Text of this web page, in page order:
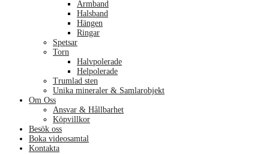
Armband
Halsband
Hängen
Ringar
Spetsar
Torn
Halvpolerade
Helpolerade
Trumlad sten
Unika mineraler & Samlarobjekt
Om Oss
Ansvar & Hållbarhet
Köpvillkor
Besök oss
Boka videosamtal
Kontakta